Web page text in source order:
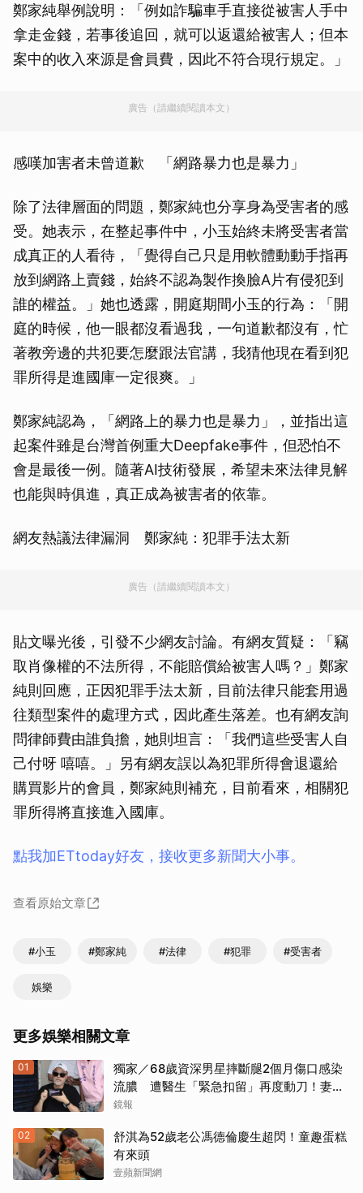
鄭家純舉例說明：「例如詐騙車手直接從被害人手中
拿走金錢，若事後追回，就可以返還給被害人；但本
案中的收入來源是會員費，因此不符合現行規定。」
廣告（請繼續閱讀本文）
感嘆加害者未曾道歉 「網路暴力也是暴力」
除了法律層面的問題，鄭家純也分享身為受害者的感
受。她表示，在整起事件中，小玉始終未將受害者當
成真正的人看待，「覺得自己只是用軟體動動手指再
放到網路上賣錢，始終不認為製作換臉A片有侵犯到
誰的權益。」她也透露，開庭期間小玉的行為：「開
庭的時候，他一眼都沒看過我，一句道歉都沒有，忙
著教旁邊的共犯要怎麼跟法官講，我猜他現在看到犯
罪所得是進國庫一定很爽。」
鄭家純認為，「網路上的暴力也是暴力」，並指出這
起案件雖是台灣首例重大Deepfake事件，但恐怕不
會是最後一例。隨著AI技術發展，希望未來法律見解
也能與時俱進，真正成為被害者的依靠。
網友熱議法律漏洞 鄭家純：犯罪手法太新
廣告（請繼續閱讀本文）
貼文曝光後，引發不少網友討論。有網友質疑：「竊
取肖像權的不法所得，不能賠償給被害人嗎？」鄭家
純則回應，正因犯罪手法太新，目前法律只能套用過
往類型案件的處理方式，因此產生落差。也有網友詢
問律師費由誰負擔，她則坦言：「我們這些受害人自
己付呀 嘻嘻。」另有網友誤以為犯罪所得會退還給
購買影片的會員，鄭家純則補充，目前看來，相關犯
罪所得將直接進入國庫。
點我加ETtoday好友，接收更多新聞大小事。
查看原始文章
#小玉 #鄭家純 #法律 #犯罪 #受害者
娛樂
更多娛樂相關文章
01
獨家／68歲資深男星摔斷腿2個月傷口感染
流膿 遭醫生「緊急扣留」再度動刀！妻心
力交瘁曝現況
鏡報
02
舒淇為52歲老公馮德倫慶生超閃！童趣蛋糕
有來頭
壹蘋新聞網